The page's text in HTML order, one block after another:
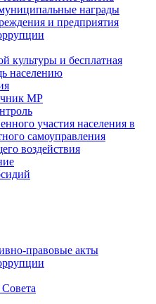
награды
и предприятия
культуры и бесплатная
населению
МР
участия населения в
самоуправления
воздействия
правовые акты